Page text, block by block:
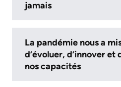
jamais
La pandémie nous a
d’évoluer, d’innover et
nos capacités